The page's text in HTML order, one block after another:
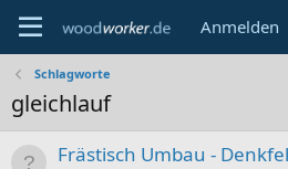
Anmelden
Schlagworte
gleichlauf
Frästisch Umbau -